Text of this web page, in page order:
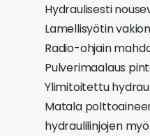
Hydraulisesti
Lamellisyötin
Radio-ohjain
Pulverimaalaus
Ylimitoitettu
Matala
hydraulilinjojen